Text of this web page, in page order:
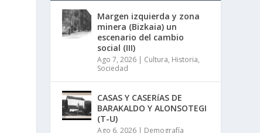
Margen izquierda y zona
minera (Bizkaia) un
escenario del cambio
social (III)
Ago 7, 2026 | Cultura, Historia,
Sociedad
CASAS Y CASERíAS DE
BARAKALDO Y ALONSOTEGI
(T-U)
Ago 6, 2026 | Demografía